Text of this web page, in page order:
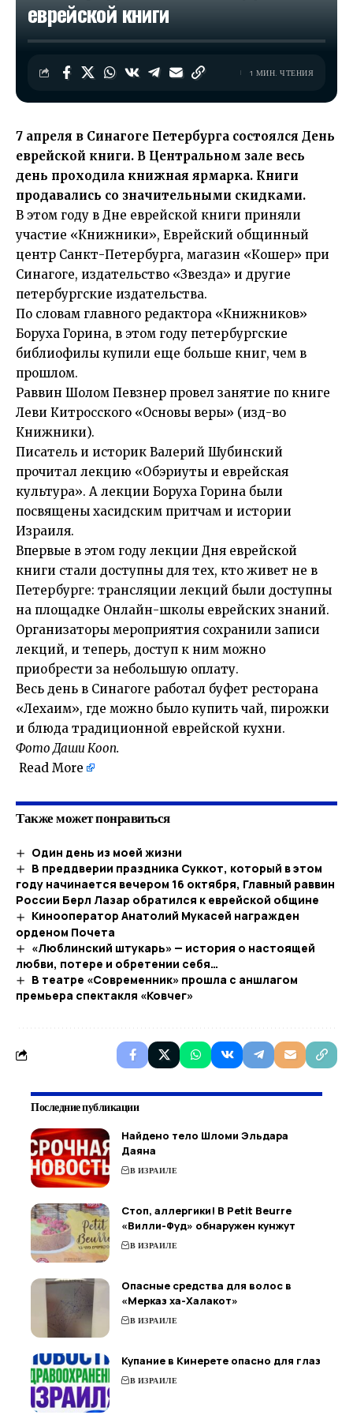
еврейской книги
1 МИН. ЧТЕНИЯ
7 апреля в Синагоге Петербурга состоялся День
еврейской книги. В Центральном зале весь
день проходила книжная ярмарка. Книги
продавались со значительными скидками.
В этом году в Дне еврейской книги приняли
участие «Книжники», Еврейский общинный
центр Санкт-Петербурга, магазин «Кошер» при
Синагоге, издательство «Звезда» и другие
петербургские издательства.
По словам главного редактора «Книжников»
Боруха Горина, в этом году петербургские
библиофилы купили еще больше книг, чем в
прошлом.
Раввин Шолом Певзнер провел занятие по книге
Леви Китросского «Основы веры» (изд-во
Книжники).
Писатель и историк Валерий Шубинский
прочитал лекцию «Обэриуты и еврейская
культура». А лекции Боруха Горина были
посвящены хасидским притчам и истории
Израиля.
Впервые в этом году лекции Дня еврейской
книги стали доступны для тех, кто живет не в
Петербурге: трансляции лекций были доступны
на площадке Онлайн-школы еврейских знаний.
Организаторы мероприятия сохранили записи
лекций, и теперь, доступ к ним можно
приобрести за небольшую оплату.
Весь день в Синагоге работал буфет ресторана
«Лехаим», где можно было купить чай, пирожки
и блюда традиционной еврейской кухни.
Фото Даши Кооп.
Read More
Также может понравиться
Один день из моей жизни
В преддверии праздника Суккот, который в этом
году начинается вечером 16 октября, Главный раввин
России Берл Лазар обратился к еврейской общине
Кинооператор Анатолий Мукасей награжден
орденом Почета
«Люблинский штукарь» — история о настоящей
любви, потере и обретении себя…
В театре «Современник» прошла с аншлагом
премьера спектакля «Ковчег»
Последние публикации
Найдено тело Шломи Эльдара
Даяна
В ИЗРАИЛЕ
Стоп, аллергики! В Petit Beurre
«Вилли-Фуд» обнаружен кунжут
В ИЗРАИЛЕ
Опасные средства для волос в
«Мерказ ха-Халакот»
В ИЗРАИЛЕ
Купание в Кинерете опасно для глаз
В ИЗРАИЛЕ